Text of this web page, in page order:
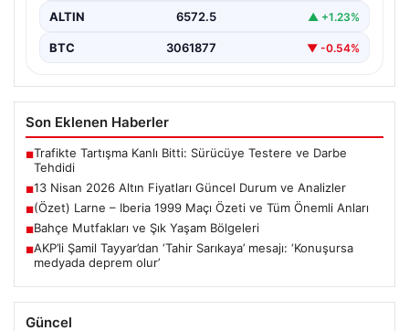
ALTIN 6572.5 ▲ +1.23%
BTC 3061877 ▼ -0.54%
Son Eklenen Haberler
■Trafikte Tartışma Kanlı Bitti: Sürücüye Testere ve Darbe
Tehdidi
■13 Nisan 2026 Altın Fiyatları Güncel Durum ve Analizler
■(Özet) Larne – Iberia 1999 Maçı Özeti ve Tüm Önemli Anları
■Bahçe Mutfakları ve Şık Yaşam Bölgeleri
■AKP’li Şamil Tayyar’dan ‘Tahir Sarıkaya’ mesajı: ‘Konuşursa
medyada deprem olur’
Güncel